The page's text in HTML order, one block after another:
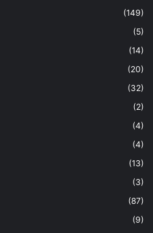
(149)
(5)
(14)
(20)
(32)
(2)
(4)
(4)
(13)
(3)
(87)
(9)